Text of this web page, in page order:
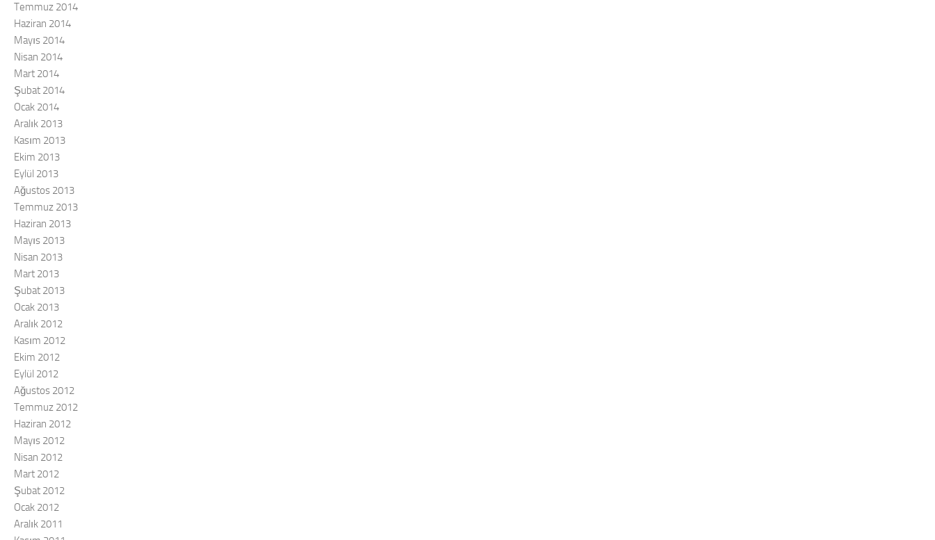
Temmuz 2014
Haziran 2014
Mayıs 2014
Nisan 2014
Mart 2014
Şubat 2014
Ocak 2014
Aralık 2013
Kasım 2013
Ekim 2013
Eylül 2013
Ağustos 2013
Temmuz 2013
Haziran 2013
Mayıs 2013
Nisan 2013
Mart 2013
Şubat 2013
Ocak 2013
Aralık 2012
Kasım 2012
Ekim 2012
Eylül 2012
Ağustos 2012
Temmuz 2012
Haziran 2012
Mayıs 2012
Nisan 2012
Mart 2012
Şubat 2012
Ocak 2012
Aralık 2011